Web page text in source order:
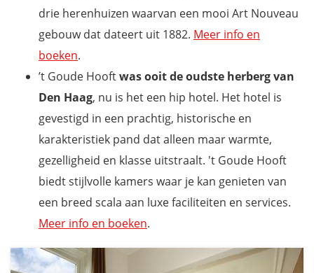
drie herenhuizen waarvan een mooi Art Nouveau
gebouw dat dateert uit 1882. Meer info en
boeken.
’t Goude Hooftwas ooit de oudste herberg van
Den Haag, nu is het een hip hotel. Het hotel is
gevestigd in een prachtig, historische en
karakteristiek pand dat alleen maar warmte,
gezelligheid en klasse uitstraalt. 't Goude Hooft
biedt stijlvolle kamers waar je kan genieten van
een breed scala aan luxe faciliteiten en services.
Meer info en boeken.